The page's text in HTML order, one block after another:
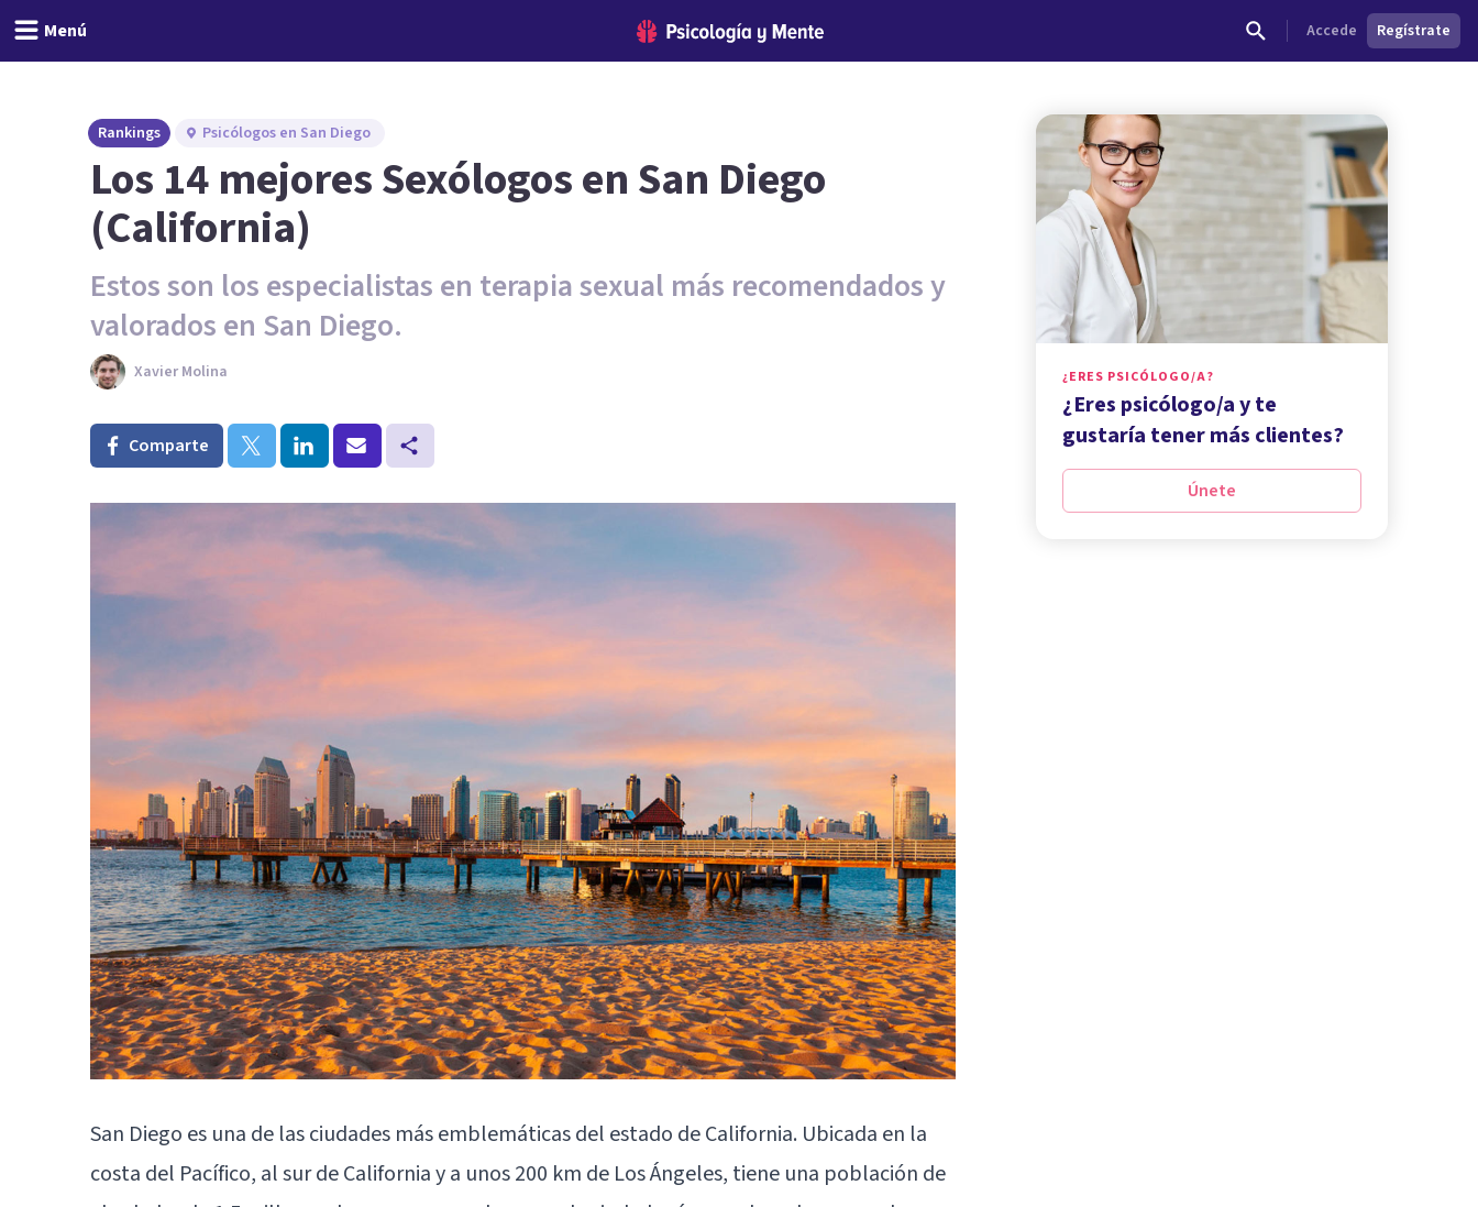
Menú Accede Regístrate
Rankings Psicólogos en San Diego
Los 14 mejores Sexólogos en San Diego
(California)
Estos son los especialistas en terapia sexual más recomendados y
valorados en San Diego.
Xavier Molina
Comparte
San Diego es una de las ciudades más emblemáticas del estado de California. Ubicada en la
costa del Pacífico, al sur de California y a unos 200 km de Los Ángeles, tiene una población de
¿ERES PSICÓLOGO/A?
¿Eres psicólogo/a y te
gustaría tener más clientes?
Únete